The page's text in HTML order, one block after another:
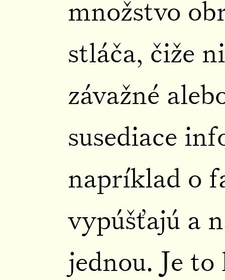
množstvo
stláča, čiže
závažné
susediace
napríklad o
vypúšťajú a
jednou. Je